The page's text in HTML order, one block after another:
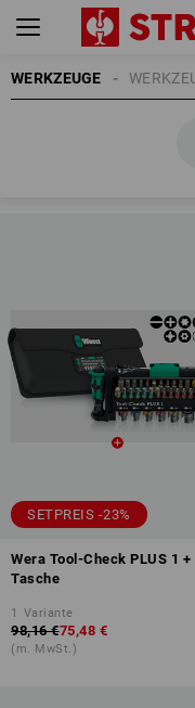
WERKZEUGE
SETPREIS -23%
Wera Tool-Check PLUS 1 +
Tasche
1 Variante
98,16 €75,48 €
(m. MwSt.)